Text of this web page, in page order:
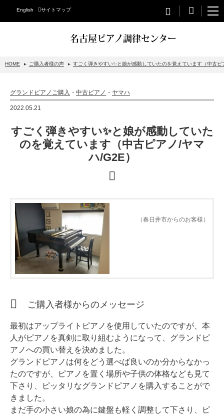
English サイトマップ
名古屋ピアノ調律センター
スタインウェイについて
アップライトピアノ
ベヒシュタインアップライトピアノ
ホフマングランドピアノ
ホフマンアップライトピアノ
中古ピアノ
調律
修理
タッチ・音色の調整
ピアノクリーニングと引越し
HOME ご購入者様の声 すごく弾きやすい✨と娘が感動していたのを覚えています（中古
グランドピアノご購入 ・ 中古ピアノ ・ ヤマハ
2022.05.21
すごく弾きやすい✨と娘が感動していた
のを覚えています（中古ピアノ/ヤマ
ハ/G2E）
（春日井市からのお客様）
ご購入者様からのメッセージ
最初はアップライトピアノを使用していたのですが、本
人がピアノを真剣に取り組むようになって、グランドピ
アノへの買い替えを決めました。
グランドピアノは何をどう選べば良いのか分からなかっ
たのですが、ピアノを置く場所や子供の体格なども見て
下さり、ピッタリなグランドピアノを購入することがで
きました。
まだ手の小さい娘の為に鍵盤も軽く調整して下さり、ピ